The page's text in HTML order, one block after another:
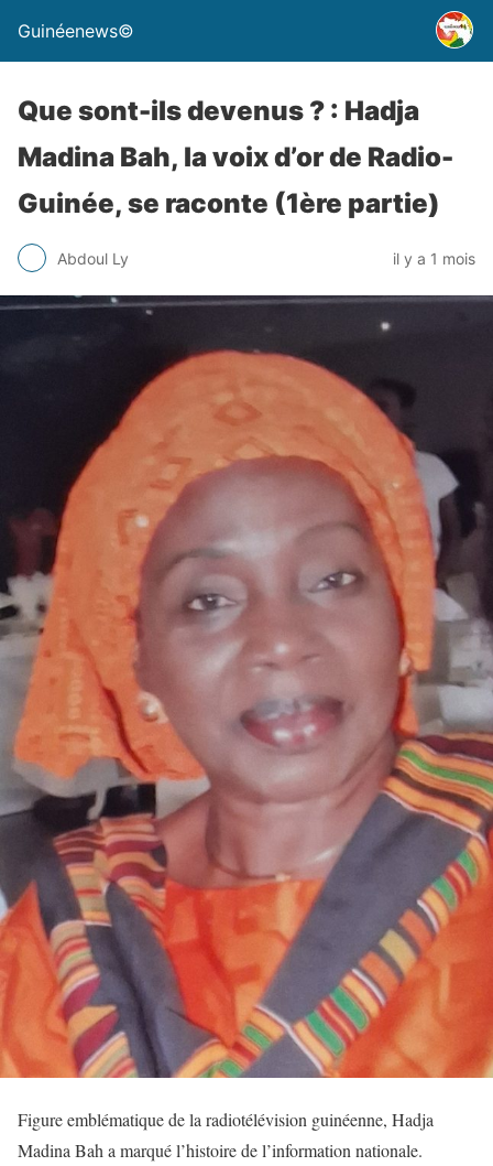
Guinéenews©
Que sont-ils devenus ? : Hadja
Madina Bah, la voix d’or de Radio-
Guinée, se raconte (1ère partie)
Abdoul Ly il y a 1 mois
Figure emblématique de la radiotélévision guinéenne, Hadja
Madina Bah a marqué l’histoire de l’information nationale.